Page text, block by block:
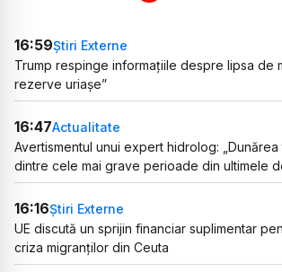
16:59Știri Externe
Trump respinge informațiile despre lipsa de
rezerve uriașe”
16:47Actualitate
Avertismentul unui expert hidrolog:
dintre cele mai grave perioade din ultimele
16:16Știri Externe
UE discută un sprijin financiar suplimentar
criza migranților din Ceuta